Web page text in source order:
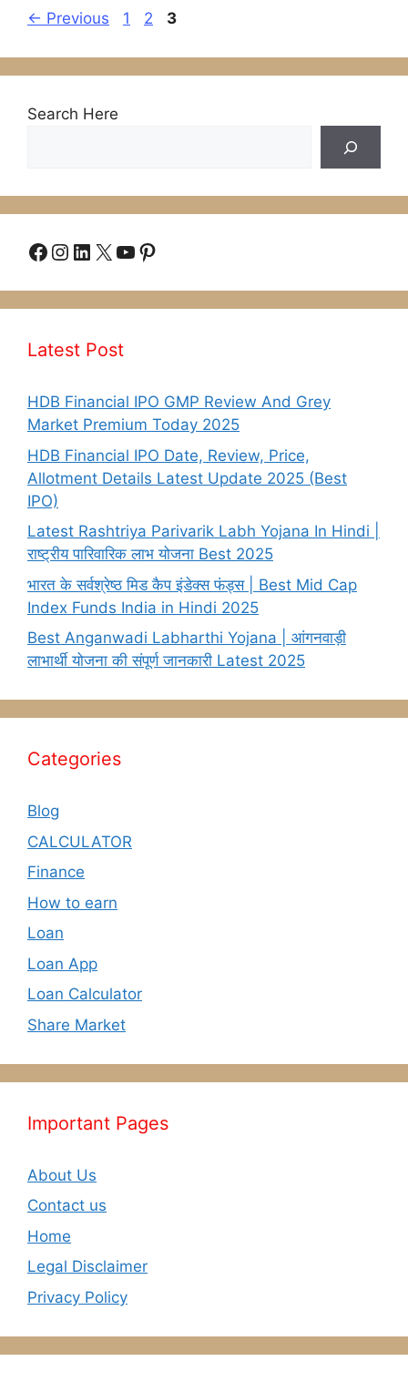
← Previous Page
1 Page
2 Page
3
Search Here
Facebook
Instagram
LinkedIn
X YouTube
Pinterest
Latest Post
HDB Financial IPO GMP Review And Grey
Market Premium Today 2025
HDB Financial IPO Date, Review, Price,
Allotment Details Latest Update 2025 (Best
IPO)
Latest Rashtriya Parivarik Labh Yojana In Hindi |
राष्ट्रीय पारिवारिक लाभ योजना Best 2025
भारत के सर्वश्रेष्ठ मिड कैप इंडेक्स फंड्स | Best Mid Cap
Index Funds India in Hindi 2025
Best Anganwadi Labharthi Yojana | आंगनवाड़ी
लाभार्थी योजना की संपूर्ण जानकारी Latest 2025
Categories
Blog
CALCULATOR
Finance
How to earn
Loan
Loan App
Loan Calculator
Share Market
Important Pages
About Us
Contact us
Home
Legal Disclaimer
Privacy Policy